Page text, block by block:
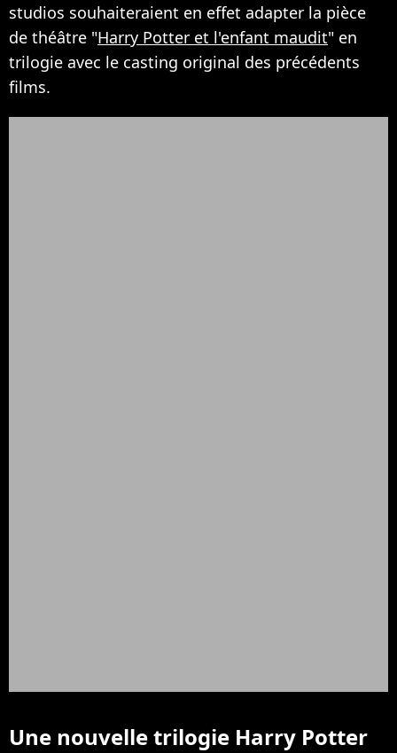
studios souhaiteraient en effet adapter la pièce
de théâtre "Harry Potter et l'enfant maudit" en
trilogie avec le casting original des précédents
films.
Une nouvelle trilogie Harry Potter